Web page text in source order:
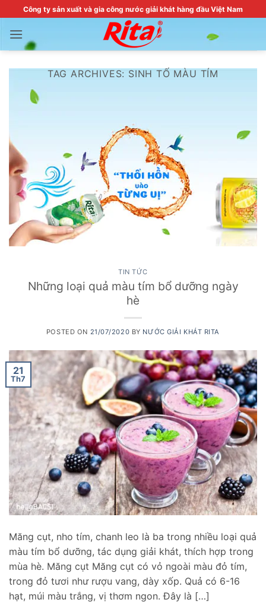
to
content
Công ty sản xuất và gia công nước giải khát hàng đầu Việt Nam
TAG ARCHIVES: SINH TỐ MÀU TÍM
TIN TỨC
Những loại quả màu tím bổ dưỡng ngày
hè
POSTED ON 21/07/2020 BY NƯỚC GIẢI KHÁT RITA
21
Th7
Măng cụt, nho tím, chanh leo là ba trong nhiều loại quả
màu tím bổ dưỡng, tác dụng giải khát, thích hợp trong
mùa hè. Măng cụt Măng cụt có vỏ ngoài màu đỏ tím,
trong đỏ tươi như rượu vang, dày xốp. Quả có 6-16
hạt, múi màu trắng, vị thơm ngon. Đây là […]